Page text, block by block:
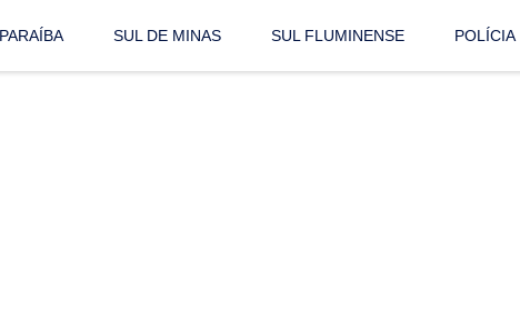
SUL DE MINAS SUL FLUMINENSE POLÍCIA